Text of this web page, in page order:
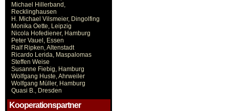
Michael Hillerband,
Recklinghausen
H. Michael Vilsmeier, Dingolfing
Monika Oette, Leipzig
Nicola Hofediener, Hamburg
Peter Vauel, Essen
Ralf Ripken, Altenstadt
Ricardo Lerida, Maspalomas
Steffen Weise
Susanne Fiebig, Hamburg
Wolfgang Huste, Ahrweiler
Wolfgang Müller, Hamburg
Quasi B., Dresden
Kooperationspartner